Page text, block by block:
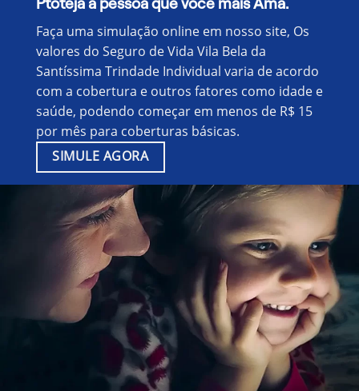
Ptoteja a pessoa que você mais Ama.
Faça uma simulação online em nosso site, Os
valores do Seguro de Vida Vila Bela da
Santíssima Trindade Individual varia de acordo
com a cobertura e outros fatores como idade e
saúde, podendo começar em menos de R$ 15
por mês para coberturas básicas.
SIMULE AGORA